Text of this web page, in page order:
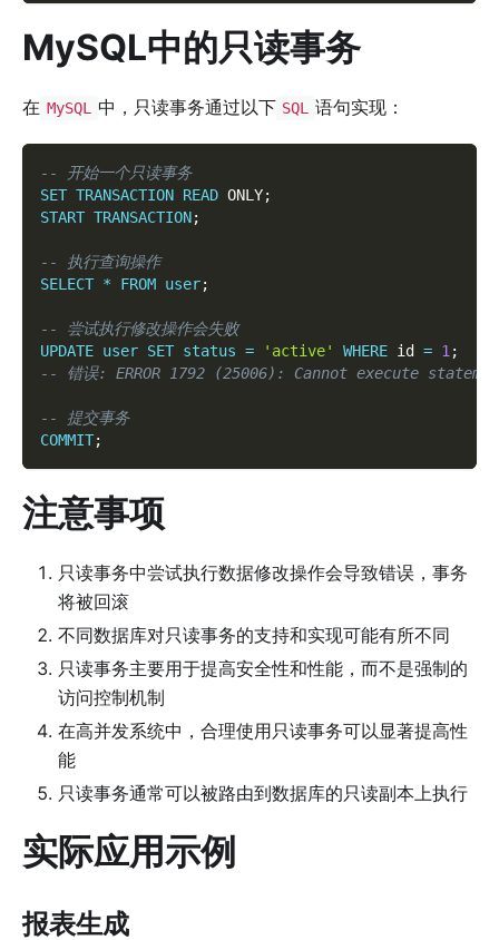
MySQL中的只读事务
在 MySQL 中，只读事务通过以下 SQL 语句实现：
-- 开始一个只读事务
SET TRANSACTION READ ONLY;
START TRANSACTION;
-- 执行查询操作
SELECT * FROM user;
-- 尝试执行修改操作会失败
UPDATE user SET status = 'active' WHERE id = 1 ;
-- 错误: ERROR 1792 (25006): Cannot execute
-- 提交事务
COMMIT;
注意事项
只读事务中尝试执行数据修改操作会导致错误，事务
将被回滚
不同数据库对只读事务的支持和实现可能有所不同
只读事务主要用于提高安全性和性能，而不是强制的
访问控制机制
在高并发系统中，合理使用只读事务可以显著提高性
能
只读事务通常可以被路由到数据库的只读副本上执行
实际应用示例
报表生成